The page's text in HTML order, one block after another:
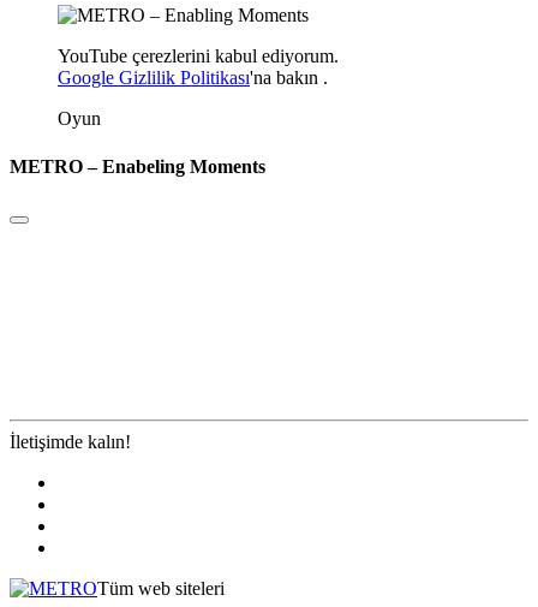
YouTube çerezlerini kabul ediyorum.
Google Gizlilik Politikası'na bakın .
Oyun
METRO – Enabeling Moments
İletişimde kalın!
Tüm web siteleri